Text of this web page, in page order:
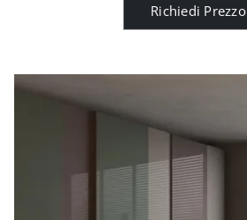
Richiedi Prezzo